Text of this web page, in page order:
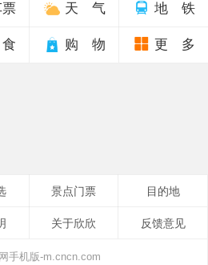
天 气 地 铁
购 物 更 多
景点门票 目的地
关于欣欣 反馈意见
手机版-m.cncn.com